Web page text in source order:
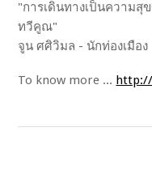
"การเดินทางเป็นความ
ทวีคูณ"
จูน ศศิวิมล - นักท่องเมือง
To know more ...